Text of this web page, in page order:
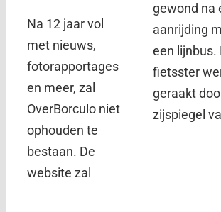
Na 12 jaar vol
met nieuws,
fotorapportages
en meer, zal
OverBorculo niet
ophouden te
bestaan. De
website zal
gewond na
aanrijding
een lijnbus.
fietsster
geraakt
zijspiegel